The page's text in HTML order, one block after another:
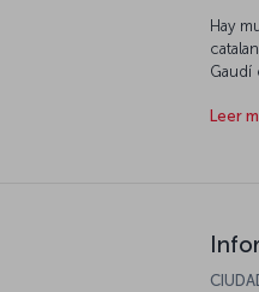
Hay
Gaudí
Leer